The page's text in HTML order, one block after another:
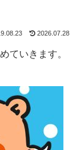
2026.07.28
ていきます。